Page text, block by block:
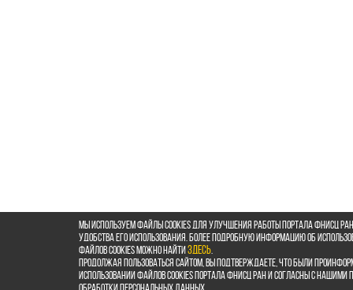
Мы используем файлы cookies для улучшения работы портала ФНИСЦ
удобства его использования. Более подробную информацию об
файлов cookies можно найтиздесь.
Продолжая пользоваться сайтом, Вы подтверждаете, что были
использовании файлов cookies портала ФНИСЦ РАН и согласны с нашими